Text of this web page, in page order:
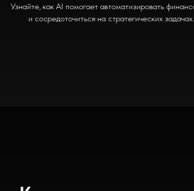
Узнайте, как AI помогает автоматизировать
и сосредоточиться на стратегических